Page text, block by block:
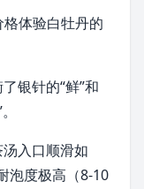
格体验白牡丹的
银针的“鲜”和
入口顺滑如
泡度极高（8-10